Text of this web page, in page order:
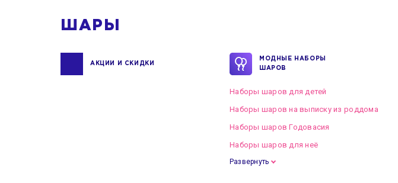
ШАРЫ
АКЦИИ И СКИДКИ
МОДНЫЕ НАБОРЫ
ШАРОВ
Наборы шаров для детей
Наборы шаров на выписку из роддома
Наборы шаров Годовасия
Наборы шаров для неё
Развернуть